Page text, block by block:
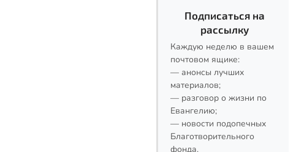
Подписаться на
рассылку
Каждую неделю в вашем
почтовом ящике:
— анонсы лучших
материалов;
— разговор о жизни по
Евангелию;
— новости подопечных
Благотворительного
фонда.